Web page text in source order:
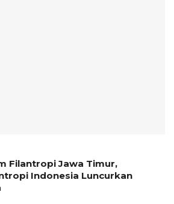
Filantropi Jawa Timur,
Indonesia Luncurkan